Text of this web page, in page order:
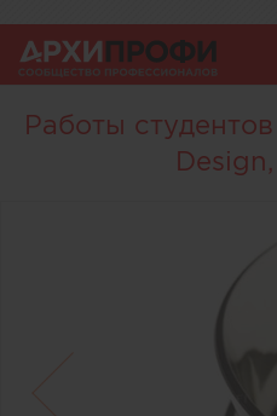
Работы
Design,